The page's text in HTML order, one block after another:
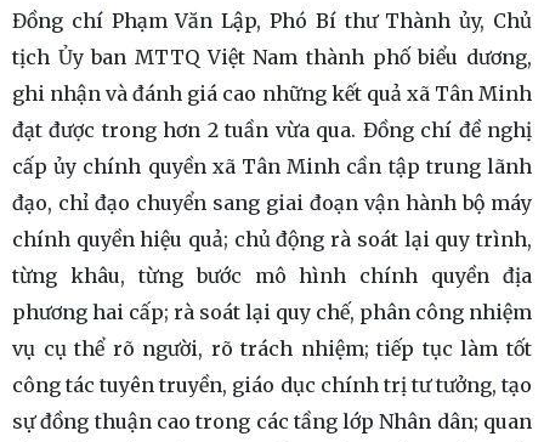
Đồng chí Phạm Văn Lập, Phó Bí thư Thành ủy, Chủ
tịch Ủy ban MTTQ Việt Nam thành phố biểu dương,
ghi nhận và đánh giá cao những kết quả xã Tân Minh
đạt được trong hơn 2 tuần vừa qua. Đồng chí đề nghị
cấp ủy chính quyền xã Tân Minh cần tập trung lãnh
đạo, chỉ đạo chuyển sang giai đoạn vận hành bộ máy
chính quyền hiệu quả; chủ động rà soát lại quy trình,
từng khâu, từng bước mô hình chính quyền địa
phương hai cấp; rà soát lại quy chế, phân công nhiệm
vụ cụ thể rõ người, rõ trách nhiệm; tiếp tục làm tốt
công tác tuyên truyền, giáo dục chính trị tư tưởng, tạo
sự đồng thuận cao trong các tầng lớp Nhân dân; quan